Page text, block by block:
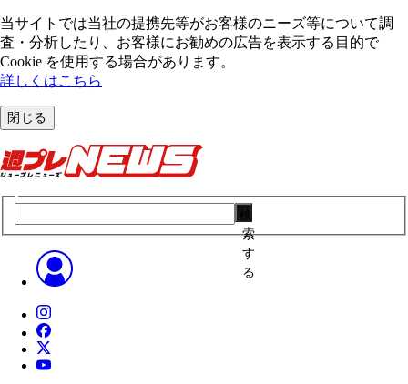
当サイトでは当社の提携先等がお客様のニーズ等について調
査・分析したり、お客様にお勧めの広告を表⽰する⽬的で
Cookie を使⽤する場合があります。
詳しくはこちら
閉じる
索
す
る